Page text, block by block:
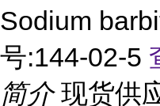
Sodium
号:144-02-5
简介 现货供